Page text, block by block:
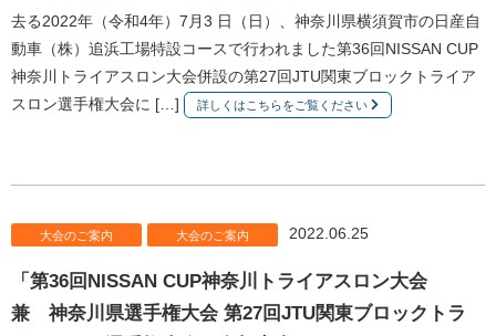
去る2022年（令和4年）7月3 日（日）、神奈川県横須賀市の日産自
動車（株）追浜工場特設コースで行われました第36回NISSAN CUP
神奈川トライアスロン大会併設の第27回JTU関東ブロックトライア
スロン選手権大会に […]
詳しくはこちらをご覧ください
大会のご案内 大会のご案内 2022.06.25
「第36回NISSAN CUP神奈川トライアスロン大会
兼 神奈川県選手権大会 第27回JTU関東ブロックトラ